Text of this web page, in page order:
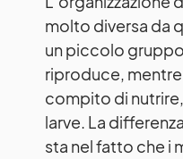
molto diversa da
un piccolo
riproduce, mentre
compito di
larve. La
sta nel fatto che i